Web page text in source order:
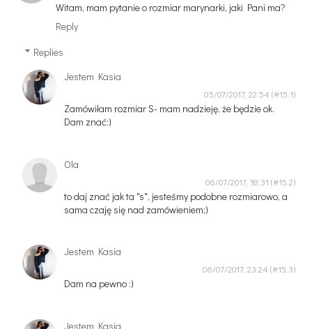
Witam, mam pytanie o rozmiar marynarki, jaki Pani ma?
Reply
Replies
Jestem Kasia
05/07/2017, 22:54
Zamówiłam rozmiar S- mam nadzieję, że będzie ok.
Dam znać:)
Ola
06/07/2017, 18:31
to daj znać jak ta "s", jesteśmy podobne rozmiarowo, a
sama czaję się nad zamówieniem;)
Jestem Kasia
06/07/2017, 23:24
Dam na pewno :)
Jestem Kasia